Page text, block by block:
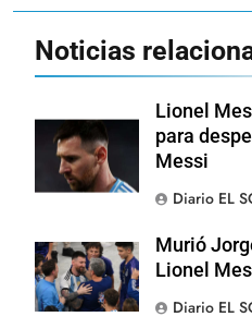
Noticias
Lionel
para
Messi
Diario EL
Murió
Lionel
Diario EL